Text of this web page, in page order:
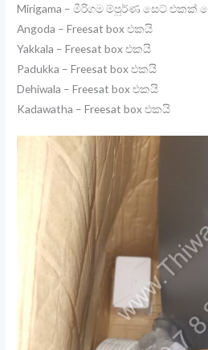
Mirigama – මීරිගම ම්පුර්ණ සෙට් එකක්
Angoda – Freesat box එකයි
Yakkala – Freesat box එකයි
Padukka – Freesat box එකයි
Dehiwala – Freesat box එකයි
Kadawatha – Freesat box එකයි